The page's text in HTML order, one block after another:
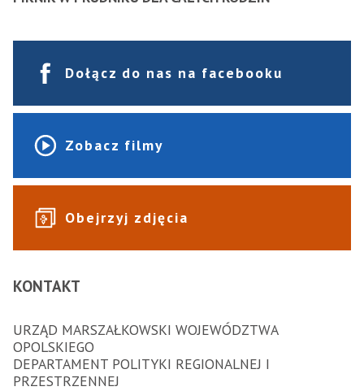
Dołącz do nas na facebooku
Zobacz filmy
Obejrzyj zdjęcia
KONTAKT
URZĄD MARSZAŁKOWSKI WOJEWÓDZTWA
OPOLSKIEGO
DEPARTAMENT POLITYKI REGIONALNEJ I
PRZESTRZENNEJ